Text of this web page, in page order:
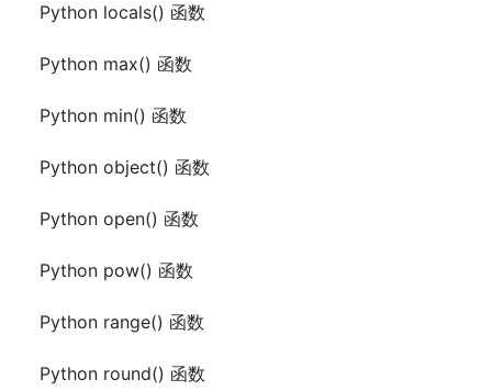
Python locals() 函数
Python max() 函数
Python min() 函数
Python object() 函数
Python open() 函数
Python pow() 函数
Python range() 函数
Python round() 函数